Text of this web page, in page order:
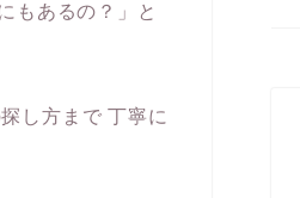
もあるの？」と
し方まで 丁寧に